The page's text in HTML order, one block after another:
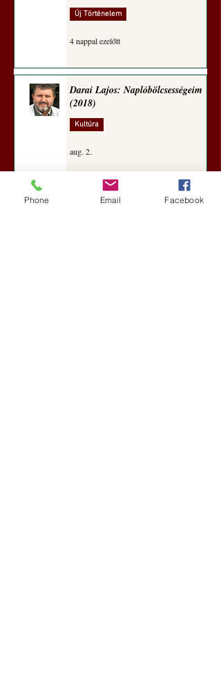
Új Történelem
4 nappal ezelőtt
Darai Lajos: Naplóbölcsességeim
(2018)
Kultúra
aug. 2.
Phone Email Facebook